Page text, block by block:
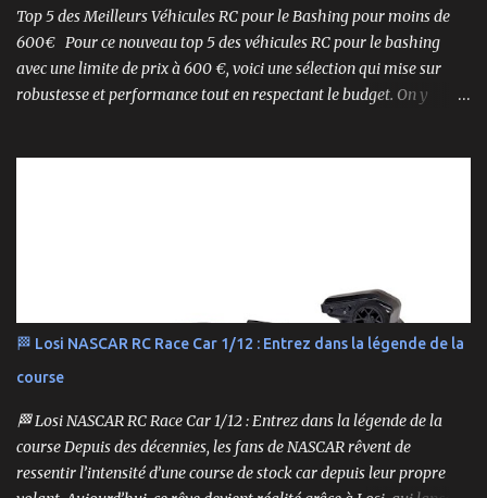
Top 5 des Meilleurs Véhicules RC pour le Bashing pour moins de
600€ Pour ce nouveau top 5 des véhicules RC pour le bashing
avec une limite de prix à 600 €, voici une sélection qui mise sur
robustesse et performance tout en respectant le budget. On y
🏁 Losi NASCAR RC Race Car 1/12 : Entrez dans la légende de la
course
🏁 Losi NASCAR RC Race Car 1/12 : Entrez dans la légende de la
course Depuis des décennies, les fans de NASCAR rêvent de
ressentir l’intensité d’une course de stock car depuis leur propre